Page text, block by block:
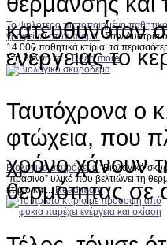
Το ψηλότερο πιστοποιημένο παθητικό
γραφείων στον κόσμο Στην Αυστρία
14.000 παθητικά κτίρια, τα
Στη Βιέννη το...Read more
Βιολογικό σκυρόδεμα “Βιολογικό
“πράσινο” υλικό που βελτιώνει τη
κτίριο και... Read more
κατευθυνόταν
ενέργειας το
Ταυτόχρονα ο
φτώχεια, που
χρόνο χάνουν
θερμότητας σε